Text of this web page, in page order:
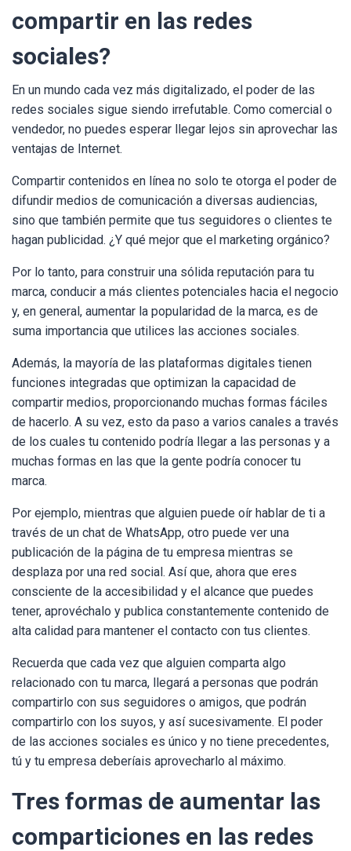
compartir en las redes
sociales?
En un mundo cada vez más digitalizado, el poder de las
redes sociales sigue siendo irrefutable. Como comercial o
vendedor, no puedes esperar llegar lejos sin aprovechar las
ventajas de Internet.
Compartir contenidos en línea no solo te otorga el poder de
difundir medios de comunicación a diversas audiencias,
sino que también permite que tus seguidores o clientes te
hagan publicidad. ¿Y qué mejor que el marketing orgánico?
Por lo tanto, para construir una sólida reputación para tu
marca, conducir a más clientes potenciales hacia el negocio
y, en general, aumentar la popularidad de la marca, es de
suma importancia que utilices las acciones sociales.
Además, la mayoría de las plataformas digitales tienen
funciones integradas que optimizan la capacidad de
compartir medios, proporcionando muchas formas fáciles
de hacerlo. A su vez, esto da paso a varios canales a través
de los cuales tu contenido podría llegar a las personas y a
muchas formas en las que la gente podría conocer tu
marca.
Por ejemplo, mientras que alguien puede oír hablar de ti a
través de un chat de WhatsApp, otro puede ver una
publicación de la página de tu empresa mientras se
desplaza por una red social. Así que, ahora que eres
consciente de la accesibilidad y el alcance que puedes
tener, aprovéchalo y publica constantemente contenido de
alta calidad para mantener el contacto con tus clientes.
Recuerda que cada vez que alguien comparta algo
relacionado con tu marca, llegará a personas que podrán
compartirlo con sus seguidores o amigos, que podrán
compartirlo con los suyos, y así sucesivamente. El poder
de las acciones sociales es único y no tiene precedentes,
tú y tu empresa deberíais aprovecharlo al máximo.
Tres formas de aumentar las
comparticiones en las redes